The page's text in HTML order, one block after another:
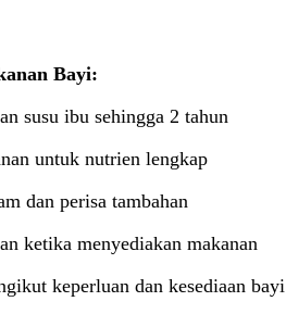
Bayi:
susu ibu sehingga 2 tahun
untuk nutrien lengkap
dan perisa tambahan
ketika menyediakan makanan
keperluan dan kesediaan bayi